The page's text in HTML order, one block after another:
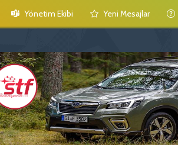
Yönetim Ekibi Yeni Mesajlar